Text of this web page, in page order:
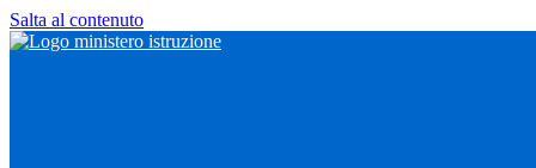
Salta al contenuto